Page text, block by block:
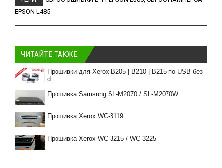
EPSON L485
ЧИТАЙТЕ ТАКЖЕ:
Прошивки для Xerox B205 | B210 | B215 по USB без
d...
Прошивка Samsung SL-M2070 / SL-M2070W
Прошивка Xerox WC-3119
Прошивка Xerox WC-3215 / WC-3225